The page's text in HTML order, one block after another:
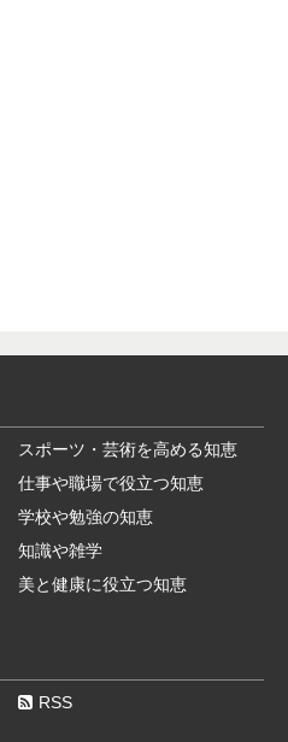
スポーツ・芸術を高める知恵
仕事や職場で役立つ知恵
学校や勉強の知恵
知識や雑学
美と健康に役立つ知恵
RSS